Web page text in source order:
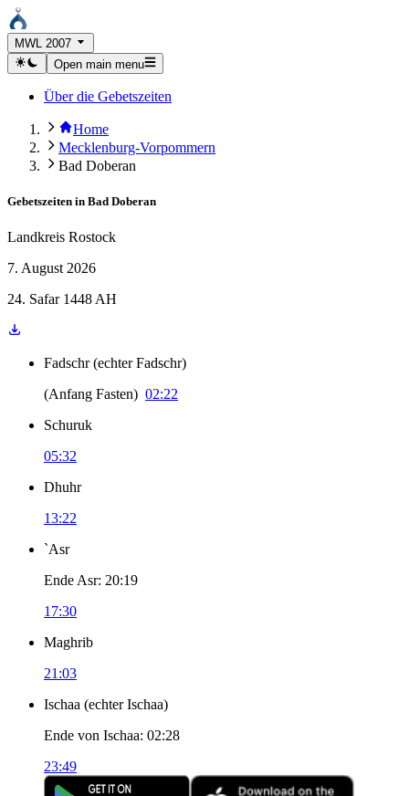
MWL 2007
Open main menu
Über die Gebetszeiten
Home
Mecklenburg-Vorpommern
Bad Doberan
Gebetszeiten in Bad Doberan
Landkreis Rostock
7. August 2026
24. Safar 1448 AH
Fadschr (echter Fadschr)
(Anfang Fasten) 02:22
Schuruk
05:32
Dhuhr
13:22
`Asr
Ende Asr: 20:19
17:30
Maghrib
21:03
Ischaa (echter Ischaa)
Ende von Ischaa: 02:28
23:49